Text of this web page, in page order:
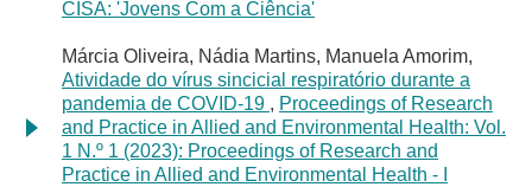
CISA: 'Jovens Com a Ciência'
Márcia Oliveira, Nádia Martins, Manuela Amorim,
Atividade do vírus sincicial respiratório durante a
pandemia de COVID-19 , Proceedings of Research
and Practice in Allied and Environmental Health: Vol.
1 N.º 1 (2023): Proceedings of Research and
Practice in Allied and Environmental Health - I